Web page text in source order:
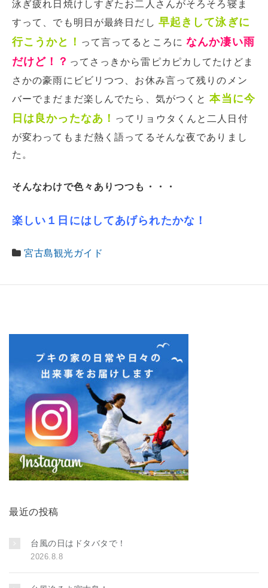
泳ぎ疲れ日焼けしすぎたお二人さんがそろそろ寝ま
すって、でも明日が最終日だし 早起きして泳ぎに
行こうかと！ って言ってるところになんか凄い雨
だけど！？ ってさっきから雷ピカピカしてたけどま
さかの豪雨にビビリつつ、お休み言って残りのメン
バーでまだまだ楽しんでたら、気がつくと本当に今
日は良かったなあ！ ってリョウタくんと二人日付
が変わってもまだ熱く語ってるそんな夜でありまし
た。
そんなわけで色々ありつつも・・・
楽しい１日にはしてあげられたかな！
宮古島観光ガイド
最近の投稿
台風の日はドタバタで！
2026.8.8